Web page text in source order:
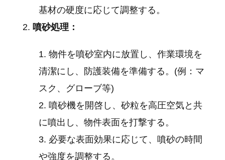
基材の硬度に応じて調整する。
噴砂処理：
物件を噴砂室内に放置し、作業環境を
清潔にし、防護装備を準備する。(例：マ
スク、グローブ等)
噴砂機を開啓し、砂粒を高圧空気と共
に噴出し、物件表面を打撃する。
必要な表面効果に応じて、噴砂の時間
や強度を調整する。